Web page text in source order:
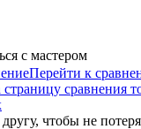
с мастером
Перейти к
сравнения
чтобы не